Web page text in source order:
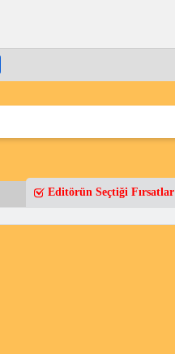
Editörün Seçtiği Fırsatlar